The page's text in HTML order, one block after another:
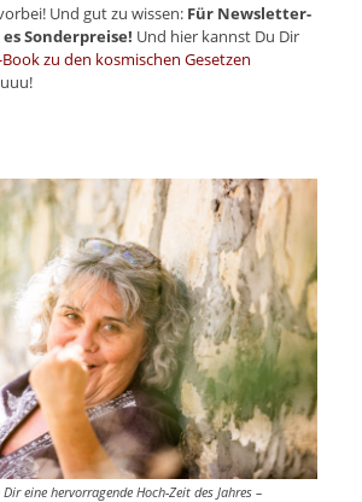
Und gut zu wissen: Für Newsletter-
Sonderpreise! Und hier kannst Du Dir
Book zu den kosmischen Gesetzen
eine hervorragende Hoch-Zeit des Jahres –